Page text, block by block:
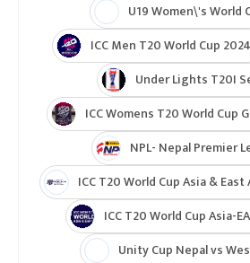
U19 Women\'s World
ICC Men T20 World Cup 2024
Under Lights T20I
ICC Womens T20 World Cup
NPL- Nepal Premier
ICC T20 World Cup Asia &
ICC T20 World Cup Asia-
Unity Cup Nepal vs